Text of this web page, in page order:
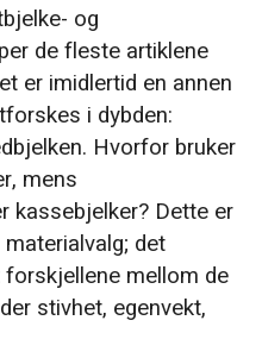
og
de fleste artiklene
er imidlertid en annen
i dybden:
Hvorfor bruker
mens
kassebjelker? Dette er
det
mellom de
stivhet, egenvekt,